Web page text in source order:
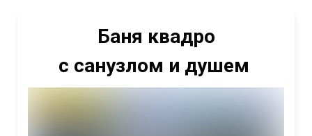
Баня квадро
с санузлом и душем